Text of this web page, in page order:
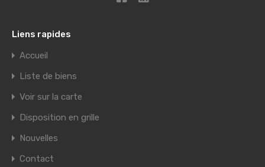
Liens rapides
Accueil
Liste de biens
Voir sur la carte
Disposition en grille
Nouvelles
Contact